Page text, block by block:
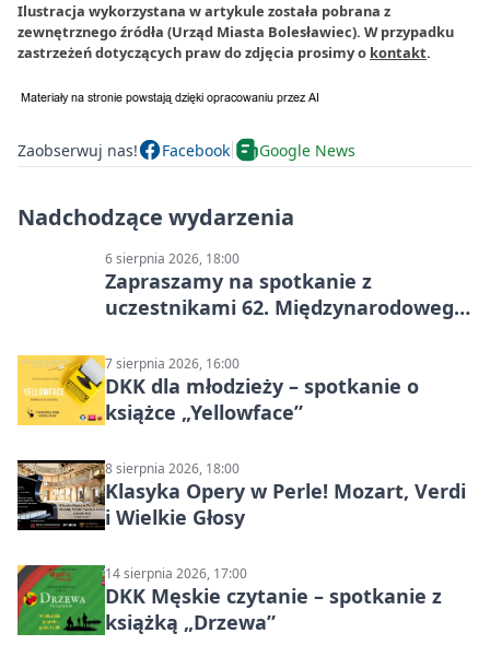
Ilustracja wykorzystana w artykule została pobrana z
zewnętrznego źródła (Urząd Miasta Bolesławiec). W przypadku
zastrzeżeń dotyczących praw do zdjęcia prosimy o kontakt.
Zaobserwuj nas! Facebook Google News
Nadchodzące wydarzenia
6 sierpnia 2026, 18:00
Zapraszamy na spotkanie z
uczestnikami 62. Międzynarodowego
7 sierpnia 2026, 16:00
DKK dla młodzieży – spotkanie o
książce „Yellowface”
8 sierpnia 2026, 18:00
Klasyka Opery w Perle! Mozart, Verdi
i Wielkie Głosy
14 sierpnia 2026, 17:00
DKK Męskie czytanie – spotkanie z
książką „Drzewa”